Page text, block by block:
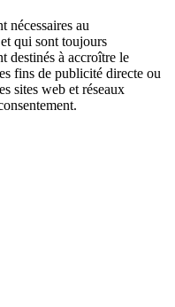
nécessaires au
qui sont toujours
destinés à accroître le
fins de publicité directe ou
sites web et réseaux